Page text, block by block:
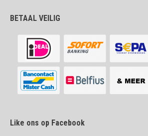
BETAAL VEILIG
Like ons op Facebook